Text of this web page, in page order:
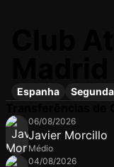
Espanha
06/08/2026
Javier Morcillo
Médio
04/08/2026